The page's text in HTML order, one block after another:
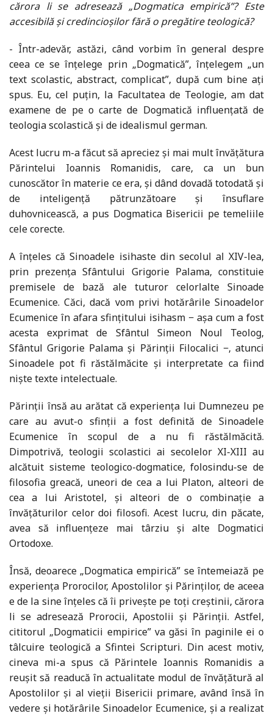
cărora li se adresează „Dogmatica empirică”? Este
accesibilă și credincioșilor fără o pregătire teologică?
- Într-adevăr, astăzi, când vorbim în general despre
ceea ce se înțelege prin „Dogmatică”, înțelegem „un
text scolastic, abstract, complicat”, după cum bine ați
spus. Eu, cel puțin, la Facultatea de Teologie, am dat
examene de pe o carte de Dogmatică influențată de
teologia scolastică și de idealismul german.
Acest lucru m-a făcut să apreciez și mai mult învățătura
Părintelui Ioannis Romanidis, care, ca un bun
cunoscător în materie ce era, și dând dovadă totodată și
de inteligență pătrunzătoare și însuflare
duhovnicească, a pus Dogmatica Bisericii pe temeliile
cele corecte.
A înțeles că Sinoadele isihaste din secolul al XIV-lea,
prin prezența Sfântului Grigorie Palama, constituie
premisele de bază ale tuturor celorlalte Sinoade
Ecumenice. Căci, dacă vom privi hotărârile Sinoadelor
Ecumenice în afara sfințitului isihasm − așa cum a fost
acesta exprimat de Sfântul Simeon Noul Teolog,
Sfântul Grigorie Palama și Părinții Filocalici −, atunci
Sinoadele pot fi răstălmăcite și interpretate ca fiind
niște texte intelectuale.
Părinții însă au arătat că experiența lui Dumnezeu pe
care au avut-o sfinții a fost definită de Sinoadele
Ecumenice în scopul de a nu fi răstălmăcită.
Dimpotrivă, teologii scolastici ai secolelor XI-XIII au
alcătuit sisteme teologico-dogmatice, folosindu-se de
filosofia greacă, uneori de cea a lui Platon, alteori de
cea a lui Aristotel, și alteori de o combinație a
învățăturilor celor doi filosofi. Acest lucru, din păcate,
avea să influențeze mai târziu și alte Dogmatici
Ortodoxe.
Însă, deoarece „Dogmatica empirică” se întemeiază pe
experiența Prorocilor, Apostolilor și Părinților, de aceea
e de la sine înțeles că îi privește pe toți creștinii, cărora
li se adresează Prorocii, Apostolii și Părinții. Astfel,
cititorul „Dogmaticii empirice” va găsi în paginile ei o
tâlcuire teologică a Sfintei Scripturi. Din acest motiv,
cineva mi-a spus că Părintele Ioannis Romanidis a
reușit să readucă în actualitate modul de învățătură al
Apostolilor și al vieții Bisericii primare, având însă în
vedere și hotărârile Sinoadelor Ecumenice, și a realizat